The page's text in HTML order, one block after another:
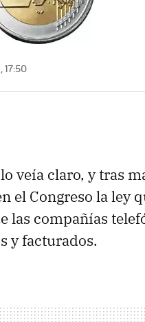
veía claro, y tras
el Congreso la ley
las compañías
y facturados.